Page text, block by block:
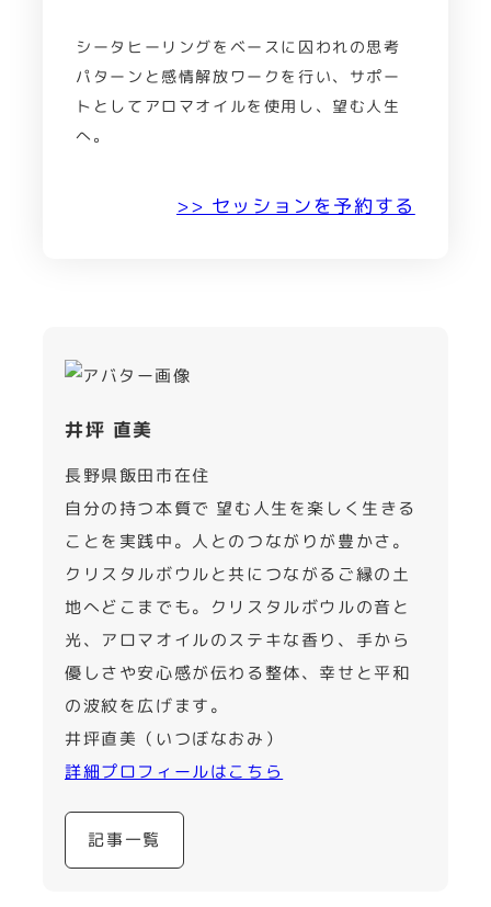
シータヒーリングをベースに囚われの思考
パターンと感情解放ワークを行い、サポー
トとしてアロマオイルを使用し、望む人生
へ。
>> セッションを予約する
井坪 直美
長野県飯田市在住
自分の持つ本質で 望む人生を楽しく生きる
ことを実践中。人とのつながりが豊かさ。
クリスタルボウルと共につながるご縁の土
地へどこまでも。クリスタルボウルの音と
光、アロマオイルのステキな香り、手から
優しさや安心感が伝わる整体、幸せと平和
の波紋を広げます。
井坪直美（いつぼなおみ）
詳細プロフィールはこちら
記事一覧